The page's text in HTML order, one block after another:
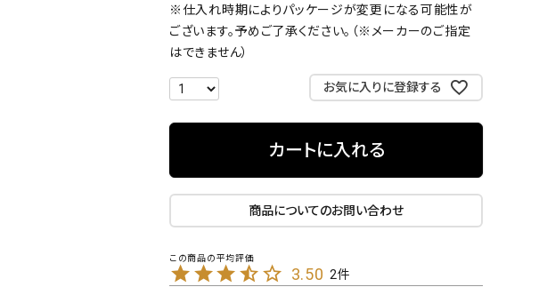
※仕入れ時期によりパッケージが変更になる可能性が
ございます。予めご了承ください。（※メーカーのご指定
はできません）
お気に入りに登録する
カートに入れる
商品についてのお問い合わせ
3.50 2